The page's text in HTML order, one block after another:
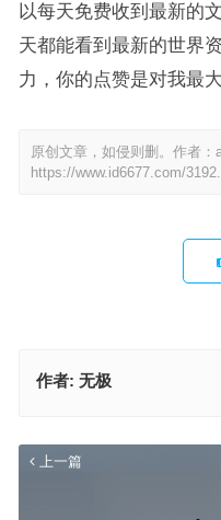
以每天免费收到最新的
天都能看到最新的世界
力，你的点赞是对我最大
原创文章，如侵则删。作者：
https://www.id6677.com/
作者: 无极
上一篇